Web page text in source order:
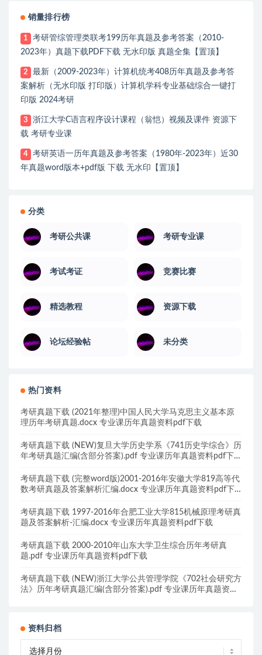
销量排行榜
1
考研管综管理类联考199历年真题及参考答案（2010-
2023年）真题下载PDF下载 无水印版 真题全集【置顶】
2
最新（2009-2023年）计算机统考408历年真题及参考答
案解析（无水印版 打印版）计算机学科专业基础综合一键打
印版 2024考研
3
浙江大学C语言程序设计课程（翁恺）视频及课件 资源下
载 考研专业课
4
考研英语一历年真题及参考答案（1980年-2023年）近30
年真题word版本+pdf版 下载 无水印【置顶】
分类
考研公共课 考研专业课
考试考证 竞赛比赛
精选教程 资源下载
论坛经验帖 未分类
热门资料
考研真题下载 (2021年整理)中国人民大学马克思主义基本原
理历年考研真题.docx 专业课历年真题资料pdf下载
考研真题下载 (NEW)复旦大学历史学系《741历史学综合》历
年考研真题汇编(含部分答案).pdf 专业课历年真题资料pdf下
考研真题下载 (完整word版)2001-2016年安徽大学819高等代
数考研真题及答案解析汇编.docx 专业课历年真题资料pdf下
考研真题下载 1997-2016年合肥工业大学815机械原理考研真
题及答案解析-汇编.docx 专业课历年真题资料pdf下载
考研真题下载 2000-2010年山东大学卫生综合历年考研真
题.pdf 专业课历年真题资料pdf下载
考研真题下载 (NEW)浙江大学公共管理学院《702社会研究方
法》历年考研真题汇编(含部分答案).pdf 专业课历年真题资料
资料归档